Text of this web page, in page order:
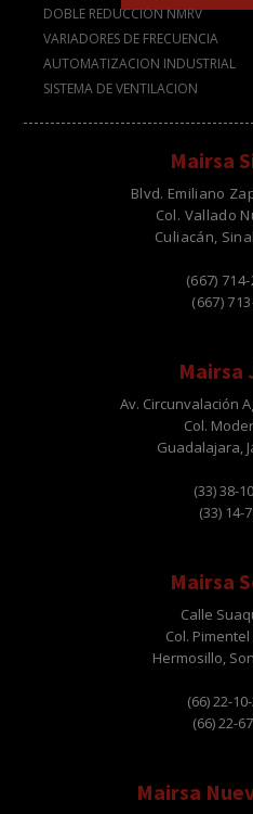
DOBLE REDUCCIÓN NMRV
VARIADORES DE FRECUENCIA
AUTOMATIZACION INDUSTRIAL
SISTEMA DE VENTILACION
Mairsa
Blvd. Emiliano
Col. Vallado
Culiacán,
(667)
(667)
Mairsa
Av. Circunvalación
Col.
Guadalajara,
(33) 38-
(33) 14-
Mairsa
Calle
Col. Pimentel
Hermosillo,
(66) 22-
(66) 22-
Mairsa